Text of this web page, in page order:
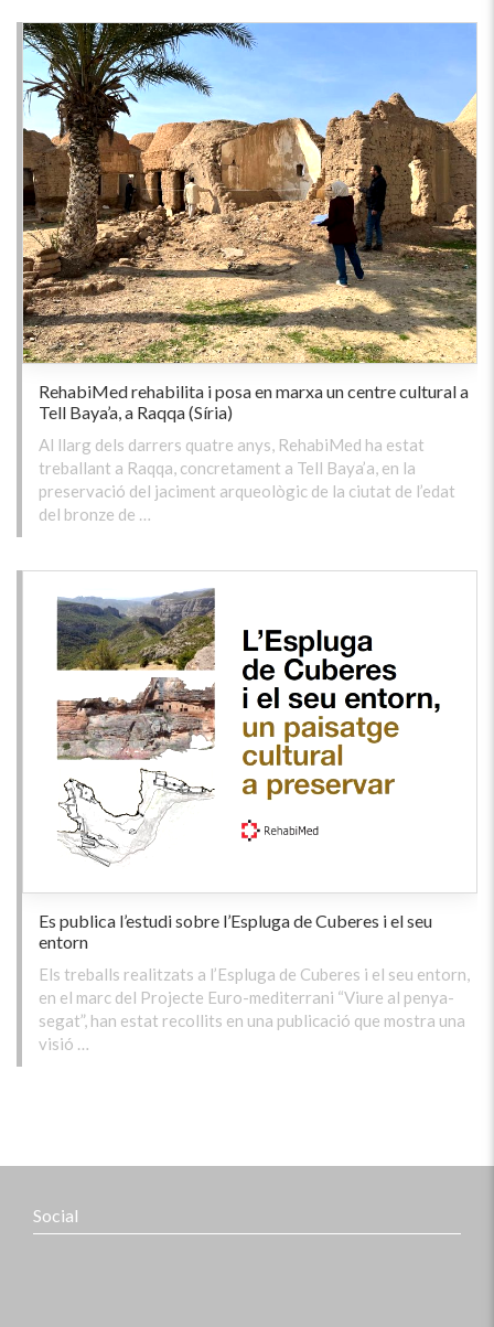
RehabiMed rehabilita i posa en marxa un centre cultural a
Tell Baya’a, a Raqqa (Síria)
Al llarg dels darrers quatre anys, RehabiMed ha estat
treballant a Raqqa, concretament a Tell Baya’a, en la
preservació del jaciment arqueològic de la ciutat de l’edat
del bronze de …
Es publica l’estudi sobre l’Espluga de Cuberes i el seu
entorn
Els treballs realitzats a l’Espluga de Cuberes i el seu entorn,
en el marc del Projecte Euro-mediterrani “Viure al penya-
segat”, han estat recollits en una publicació que mostra una
visió …
Social